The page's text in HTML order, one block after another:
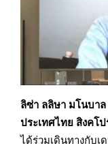
ลิซ่า ลลิษา มโนบาล
ประเทศไทย สิงคโ
ได้ร่วมเดินทางกับเ